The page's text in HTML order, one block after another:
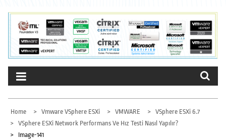
Home Vmware VSphere ESXi VMWARE
VSphere ESXi 6.7
VSphere ESXi Network Performans Ve Hız Testi Nasıl Yapılır?
Image-141